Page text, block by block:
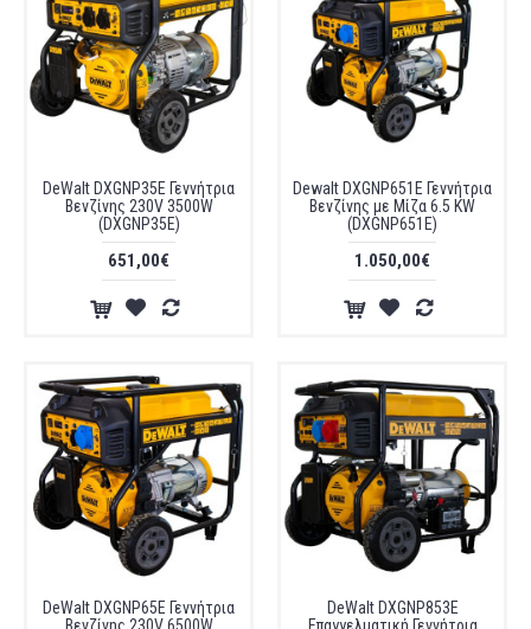
DeWalt DXGNP35E Γεννήτρια
Βενζίνης 230V 3500W
(DXGNP35E)
651,00€
Dewalt DXGNP651E Γεννήτρια
Βενζίνης με Μίζα 6.5 KW
(DXGNP651E)
1.050,00€
DeWalt DXGNP65E Γεννήτρια
DeWalt DXGNP853E